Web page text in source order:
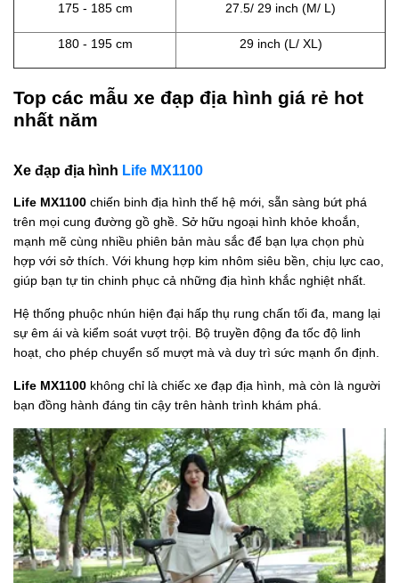
175 - 185 cm 27.5/ 29 inch (M/ L)
180 - 195 cm 29 inch (L/ XL)
Top các mẫu xe đạp địa hình giá rẻ hot
nhất năm
Xe đạp địa hình Life MX1100
Life MX1100 chiến binh địa hình thế hệ mới, sẵn sàng bứt phá
trên mọi cung đường gồ ghề. Sở hữu ngoại hình khỏe khoắn,
mạnh mẽ cùng nhiều phiên bản màu sắc để bạn lựa chọn phù
hợp với sở thích. Với khung hợp kim nhôm siêu bền, chịu lực cao,
giúp bạn tự tin chinh phục cả những địa hình khắc nghiệt nhất.
Hệ thống phuộc nhún hiện đại hấp thụ rung chấn tối đa, mang lại
sự êm ái và kiểm soát vượt trội. Bộ truyền động đa tốc độ linh
hoạt, cho phép chuyển số mượt mà và duy trì sức mạnh ổn định.
Life MX1100 không chỉ là chiếc xe đạp địa hình, mà còn là người
bạn đồng hành đáng tin cậy trên hành trình khám phá.